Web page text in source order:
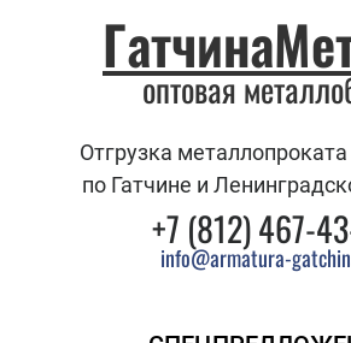
оптовая
Отгрузка
по Гатчине и
+7 (812) 467-
info@armatura-